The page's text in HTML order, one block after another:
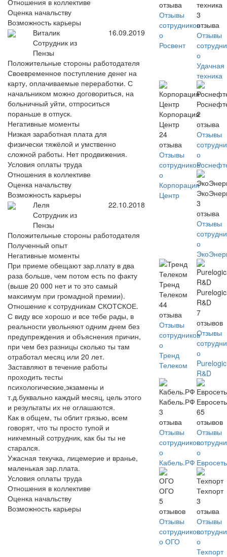
Отношения в коллективе
Оценка начальству
Возможность карьеры
Виталик
Сотрудник из
Пензы
16.09.2019
Положительные стороны работодателя
Своевременное поступление денег на
карту, оплачиваемые переработки. С
начальником можно договориться, на
больничный уйти, отпроситься
пораньше в отпуск.
Негативные моменты
Низкая заработная плата для
физически тяжёлой и умственно
сложной работы. Нет продвижения.
Условия оплаты труда
Отношения в коллективе
Оценка начальству
Возможность карьеры
Леля
Сотрудник из
Пензы
22.10.2018
Положительные стороны работодателя
Полученный опыт
Негативные моменты
При приеме обещают зар.плату в два
раза больше, чем потом есть по факту
(выше 20 000 нет и то это самый
максимум при громадной премии).
Отношение к сотрудникам СКОТСКОЕ.
С виду все хорошо и все тебе рады, в
реальности увольняют одним днем без
предупреждения и объяснения причин,
при чем без разницы сколько ты там
отработал месяц или 20 лет.
Заставляют в течение работы
проходить тесты
психологические,экзамены и
т.д.буквально каждый месяц, цель этого
и результаты их не оглашаются.
Как в общем, ты облит грязью, всем
говорят, что ты просто тупой и
никчемный сотрудник, как бы ты не
старался.
Ужасная текучка, лицемерие и вранье,
маленькая зар.плата.
Условия оплаты труда
Отношения в коллективе
Оценка начальству
Возможность карьеры
отзыва
Отзывы
сотрудников
о
Росвент
техника
3
отзыва
Отзывы
о
Удачная
техника
Корпорация
Центр
24
отзыва
Отзывы
сотрудников
о
Корпорация
Центр
2
отзыва
Отзывы
о
3
отзыва
Отзывы
о
Тренд
Телеком
44
отзыва
Отзывы
сотрудников
о
Тренд
Телеком
Purelogic
R&D
7
отзывов
Отзывы
о
Purelogic
R&D
Кабель.РФ
3
отзыва
Отзывы
сотрудников
о
Кабель.РФ
Евросеть
65
отзывов
Отзывы
о
Евросеть
ОГО
5
отзывов
Отзывы
сотрудников
о ОГО
Техпорт
3
отзыва
Отзывы
о
Техпорт